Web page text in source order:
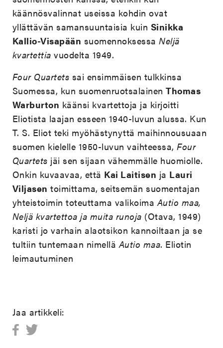
käännösvalinnat useissa kohdin ovat
yllättävän samansuuntaisia kuin Sinikka
Kallio-Visapään suomennoksessaNeljä
kvartettia vuodelta 1949.
Four Quartets sai ensimmäisen tulkkinsa
Suomessa, kun suomenruotsalainenThomas
Warburton käänsi kvartettoja ja kirjoitti
Eliotista laajan esseen 1940-luvun alussa. Kun
T. S. Eliot teki myöhästynyttä maihinnousuaan
suomen kielelle 1950-luvun vaihteessa,Four
Quartets jäi sen sijaan vähemmälle huomiolle.
Onkin kuvaavaa, että Kai Laitisen ja Lauri
Viljasen toimittama, seitsemän suomentajan
yhteistoimin toteuttama valikoimaAutio maa,
Neljä kvartettoa ja muita runoja (Otava, 1949)
karisti jo varhain alaotsikon kannoiltaan ja se
tultiin tuntemaan nimelläAutio maa. Eliotin
leimautuminen
Jaa artikkeli: